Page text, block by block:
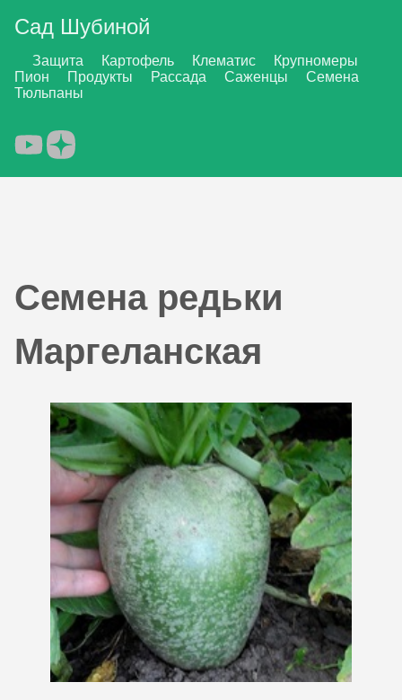
Сад Шубиной
Защита Картофель Клематис
Крупномеры
Пион
Продукты Рассада Саженцы
Семена
Тюльпаны
Семена редьки
Маргеланская